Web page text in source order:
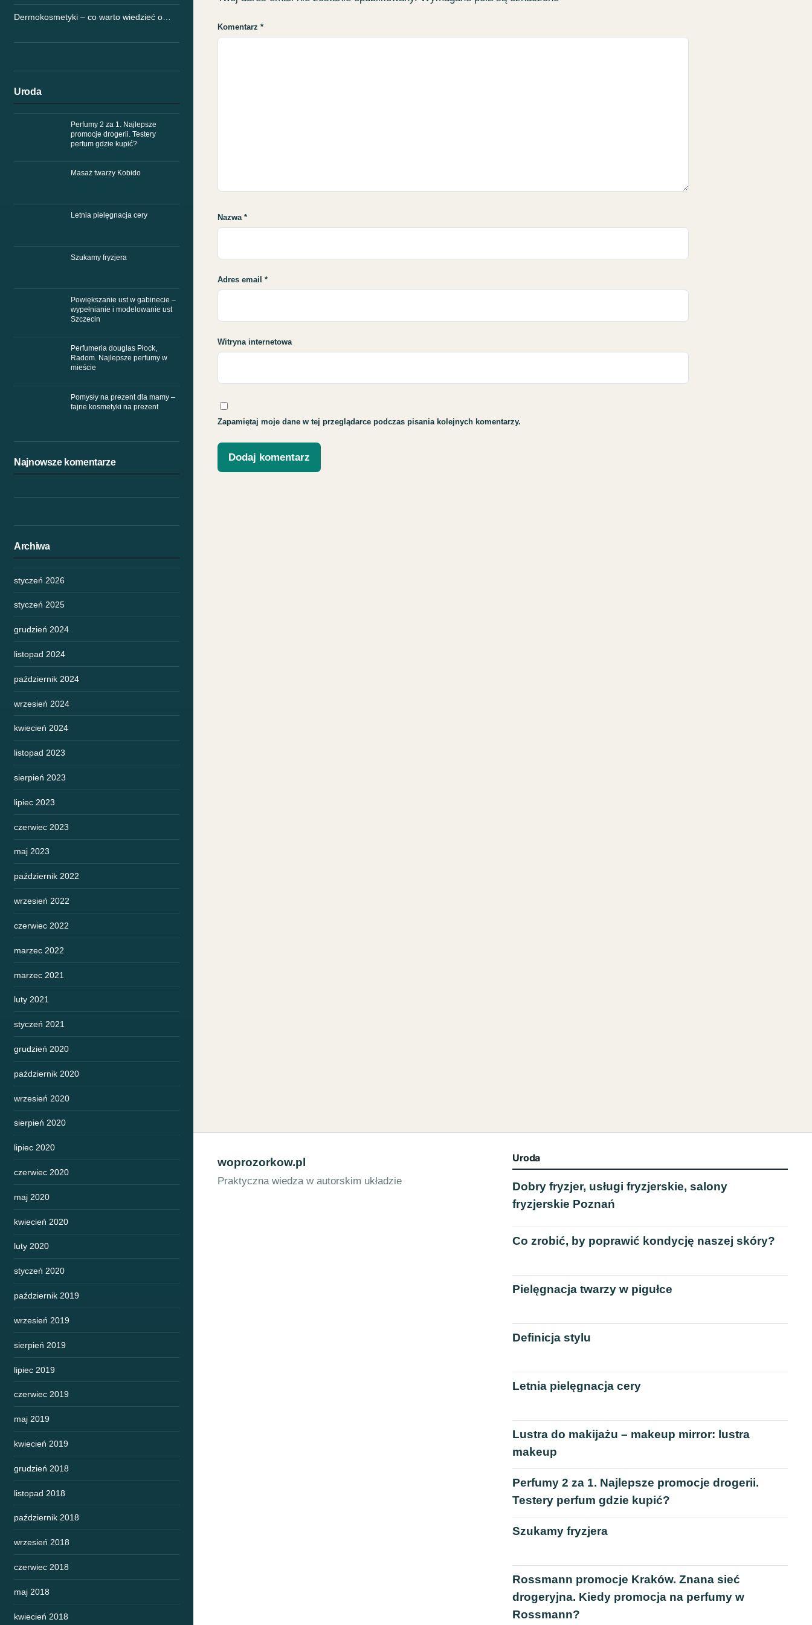
Dermokosmetyki – co warto wiedzieć o…
Uroda
Perfumy 2 za 1. Najlepsze
promocje drogerii. Testery
perfum gdzie kupić?
Masaż twarzy Kobido
Letnia pielęgnacja cery
Szukamy fryzjera
Powiększanie ust w gabinecie –
wypełnianie i modelowanie ust
Szczecin
Perfumeria douglas Płock,
Radom. Najlepsze perfumy w
mieście
Pomysły na prezent dla mamy –
fajne kosmetyki na prezent
Najnowsze komentarze
Archiwa
styczeń 2026
styczeń 2025
grudzień 2024
listopad 2024
październik 2024
wrzesień 2024
kwiecień 2024
listopad 2023
sierpień 2023
lipiec 2023
czerwiec 2023
maj 2023
październik 2022
wrzesień 2022
czerwiec 2022
marzec 2022
marzec 2021
luty 2021
styczeń 2021
grudzień 2020
październik 2020
wrzesień 2020
sierpień 2020
lipiec 2020
czerwiec 2020
maj 2020
kwiecień 2020
luty 2020
styczeń 2020
październik 2019
wrzesień 2019
sierpień 2019
lipiec 2019
czerwiec 2019
maj 2019
kwiecień 2019
grudzień 2018
listopad 2018
październik 2018
wrzesień 2018
czerwiec 2018
maj 2018
kwiecień 2018
Komentarz*
Nazwa*
Adres email*
Witryna internetowa
Zapamiętaj moje dane w tej przeglądarce podczas pisania kolejnych komentarzy.
woprozorkow.pl
Praktyczna wiedza w autorskim układzie
Uroda
Dobry fryzjer, usługi fryzjerskie, salony
fryzjerskie Poznań
Co zrobić, by poprawić kondycję naszej skóry?
Pielęgnacja twarzy w pigułce
Definicja stylu
Letnia pielęgnacja cery
Lustra do makijażu – makeup mirror: lustra
makeup
Perfumy 2 za 1. Najlepsze promocje drogerii.
Testery perfum gdzie kupić?
Szukamy fryzjera
Rossmann promocje Kraków. Znana sieć
drogeryjna. Kiedy promocja na perfumy w
Rossmann?